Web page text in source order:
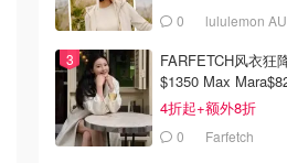
0 lululemon AU
FARFETCH风衣狂
$1350 Max
4折起+额外8折
0 Farfetch